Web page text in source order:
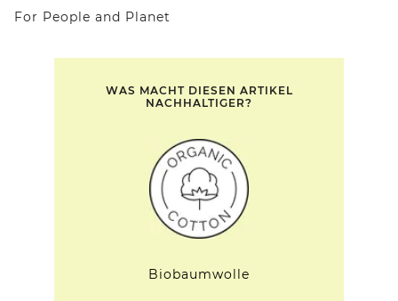
For People and Planet
WAS MACHT DIESEN ARTIKEL
NACHHALTIGER?
Biobaumwolle